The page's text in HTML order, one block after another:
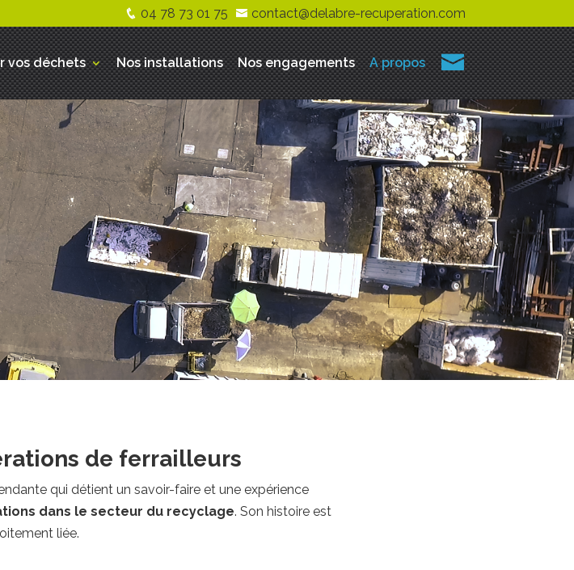
04 78 73 01 75 contact@delabre-recuperation.com
vos déchets Nos installations Nos engagements A propos
de ferrailleurs
qui détient un savoir-faire et une expérience
dans le secteur du recyclage. Son histoire est
liée.